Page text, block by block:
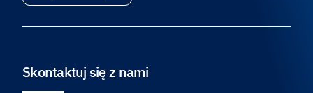
Skontaktuj się z nami